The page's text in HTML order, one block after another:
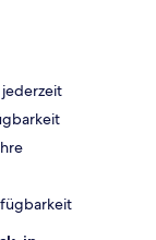
jederzeit